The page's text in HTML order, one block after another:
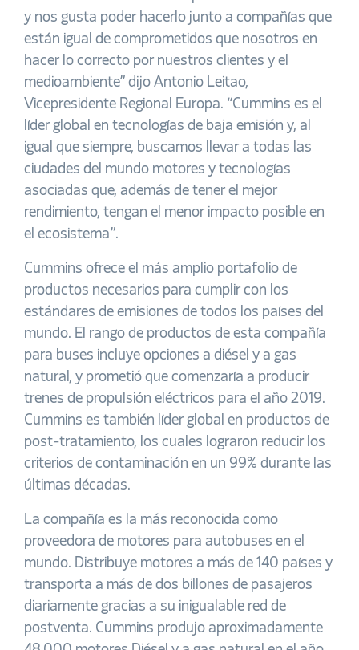
y nos gusta poder hacerlo junto a compañías que
están igual de comprometidos que nosotros en
hacer lo correcto por nuestros clientes y el
medioambiente” dijo Antonio Leitao,
Vicepresidente Regional Europa. “Cummins es el
líder global en tecnologías de baja emisión y, al
igual que siempre, buscamos llevar a todas las
ciudades del mundo motores y tecnologías
asociadas que, además de tener el mejor
rendimiento, tengan el menor impacto posible en
el ecosistema”.
Cummins ofrece el más amplio portafolio de
productos necesarios para cumplir con los
estándares de emisiones de todos los países del
mundo. El rango de productos de esta compañía
para buses incluye opciones a diésel y a gas
natural, y prometió que comenzaría a producir
trenes de propulsión eléctricos para el año 2019.
Cummins es también líder global en productos de
post-tratamiento, los cuales lograron reducir los
criterios de contaminación en un 99% durante las
últimas décadas.
La compañía es la más reconocida como
proveedora de motores para autobuses en el
mundo. Distribuye motores a más de 140 países y
transporta a más de dos billones de pasajeros
diariamente gracias a su inigualable red de
postventa. Cummins produjo aproximadamente